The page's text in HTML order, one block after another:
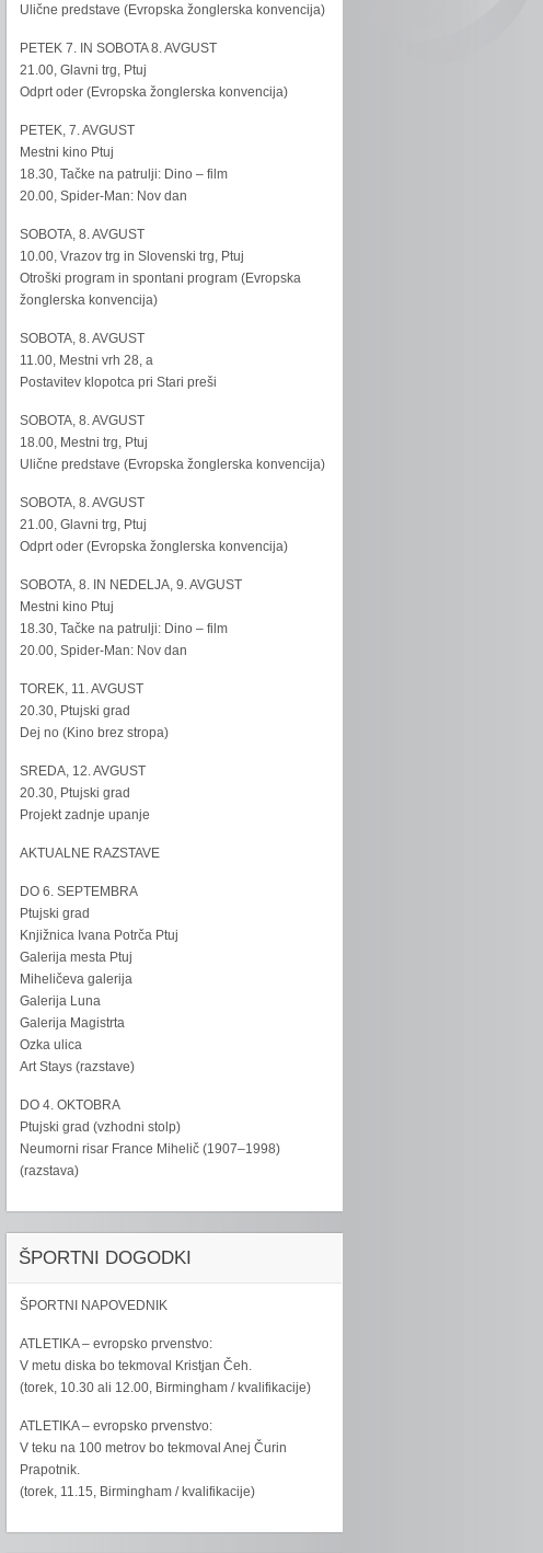
Ulične predstave (Evropska žonglerska konvencija)
PETEK 7. IN SOBOTA 8. AVGUST
21.00, Glavni trg, Ptuj
Odprt oder (Evropska žonglerska konvencija)
PETEK, 7. AVGUST
Mestni kino Ptuj
18.30, Tačke na patrulji: Dino – film
20.00, Spider-Man: Nov dan
SOBOTA, 8. AVGUST
10.00, Vrazov trg in Slovenski trg, Ptuj
Otroški program in spontani program (Evropska
žonglerska konvencija)
SOBOTA, 8. AVGUST
11.00, Mestni vrh 28, a
Postavitev klopotca pri Stari preši
SOBOTA, 8. AVGUST
18.00, Mestni trg, Ptuj
Ulične predstave (Evropska žonglerska konvencija)
SOBOTA, 8. AVGUST
21.00, Glavni trg, Ptuj
Odprt oder (Evropska žonglerska konvencija)
SOBOTA, 8. IN NEDELJA, 9. AVGUST
Mestni kino Ptuj
18.30, Tačke na patrulji: Dino – film
20.00, Spider-Man: Nov dan
TOREK, 11. AVGUST
20.30, Ptujski grad
Dej no (Kino brez stropa)
SREDA, 12. AVGUST
20.30, Ptujski grad
Projekt zadnje upanje
AKTUALNE RAZSTAVE
DO 6. SEPTEMBRA
Ptujski grad
Knjižnica Ivana Potrča Ptuj
Galerija mesta Ptuj
Miheličeva galerija
Galerija Luna
Galerija Magistrta
Ozka ulica
Art Stays (razstave)
DO 4. OKTOBRA
Ptujski grad (vzhodni stolp)
Neumorni risar France Mihelič (1907–1998)
(razstava)
ŠPORTNI DOGODKI
ŠPORTNI NAPOVEDNIK
ATLETIKA – evropsko prvenstvo:
V metu diska bo tekmoval Kristjan Čeh.
(torek, 10.30 ali 12.00, Birmingham / kvalifikacije)
ATLETIKA – evropsko prvenstvo:
V teku na 100 metrov bo tekmoval Anej Čurin
Prapotnik.
(torek, 11.15, Birmingham / kvalifikacije)